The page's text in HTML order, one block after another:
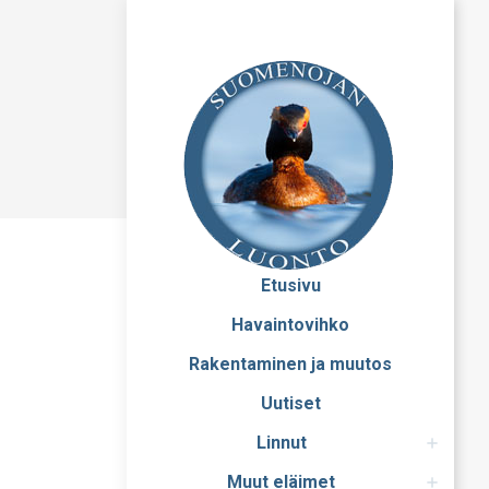
Etusivu
Havaintovihko
Rakentaminen ja muutos
Uutiset
Linnut
Muut eläimet